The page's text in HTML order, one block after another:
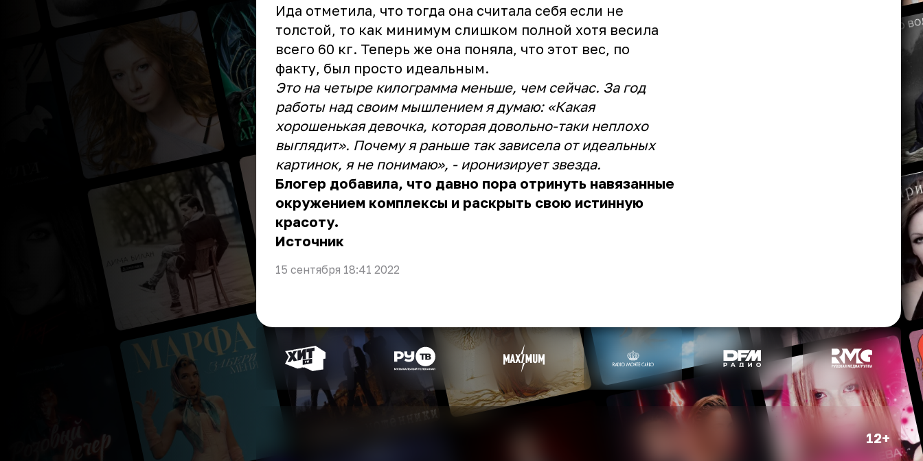
Ида отметила, что тогда она считала себя если не
толстой, то как минимум слишком полной хотя весила
всего 60 кг. Теперь же она поняла, что этот вес, по
факту, был просто идеальным.
Это на четыре килограмма меньше, чем сейчас. За год
работы над своим мышлением я думаю: «Какая
хорошенькая девочка, которая довольно-таки неплохо
выглядит». Почему я раньше так зависела от идеальных
картинок, я не понимаю», - иронизирует звезда.
Блогер добавила, что давно пора отринуть навязанные
окружением комплексы и раскрыть свою истинную
красоту.
Источник
15 сентября 18:41 2022
12+